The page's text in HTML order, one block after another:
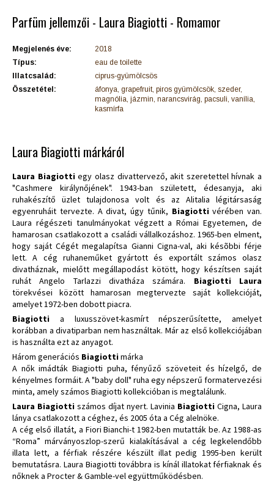
Parfüm jellemzői - Laura Biagiotti - Romamor
Megjelenés éve:
2018
Típus:
eau de toilette
Illatcsalád:
ciprus-gyümölcsös
Összetétel:
áfonya, grapefruit, piros gyümölcsök, szeder,
magnólia, jázmin, narancsvirág, pacsuli, vanília,
kasmírfa
Laura Biagiotti márkáról
Laura Biagiottiegy olasz divattervező, akit szeretettel hívnak a
"Cashmere királynőjének". 1943-ban született, édesanyja, aki
ruhakészítő üzlet tulajdonosa volt és az Alitalia légitársaság
egyenruháit tervezte. A divat, úgy tűnik, Biagiottivérében van.
Laura régészeti tanulmányokat végzett a Római Egyetemen, de
hamarosan csatlakozott a családi vállalkozáshoz. 1965-ben elment,
hogy saját Cégét megalapítsa Gianni Cigna-val, aki késõbbi férje
lett. A cég ruhaneműket gyártott és exportált számos olasz
divatháznak, mielőtt megállapodást kötött, hogy készítsen saját
ruhát Angelo Tarlazzi divatháza számára. Biagiotti Laura
törekvései között hamarosan megtervezte saját kollekcióját,
amelyet 1972-ben dobott piacra.
Biagiotti a luxusszövet-kasmírt népszerűsítette, amelyet
korábban a divatiparban nem használtak. Már az első kollekciójában
is használta ezt az anyagot.
Három generációs Biagiottimárka
A nők imádták Biagiotti puha, fényűző szöveteit és hízelgő, de
kényelmes formáit. A "baby doll" ruha egy népszerű formatervezési
minta, amely számos Biagiotti kollekcióban is megtalálunk.
Laura Biagiotti számos díjat nyert. Lavinia Biagiotti Cigna, Laura
lánya csatlakozott a céghez, és 2005 óta a Cég alelnöke.
A cég első illatát, a Fiori Bianchi-t 1982-ben mutatták be. Az 1988-as
“Roma” márványoszlop-szerű kialakításával a cég legkelendőbb
illata lett, a férfiak részére készült illat pedig 1995-ben került
bemutatásra. Laura Biagiotti továbbra is kínál illatokat férfiaknak és
nőknek a Procter & Gamble-vel együttműködésben.